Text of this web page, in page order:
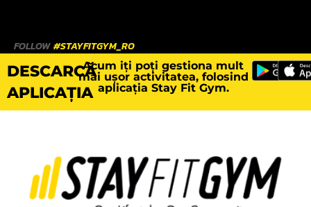
FOLLOW #STAYFITGYM_RO
DESCARCĂ
APLICAȚIA
Acum iți poți gestiona mult
mai ușor activitatea, folosind
aplicația Stay Fit Gym.